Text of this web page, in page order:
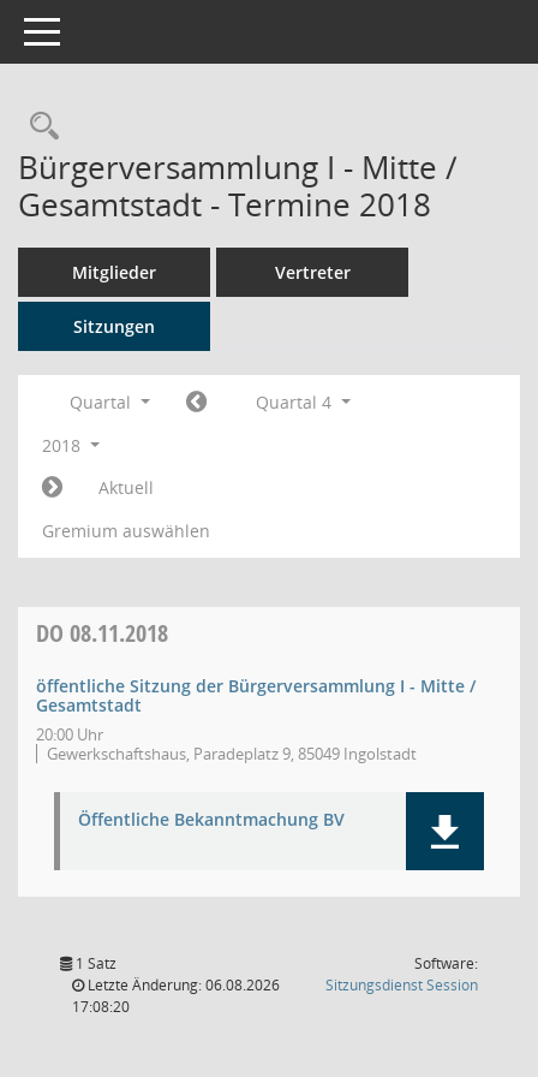
Toggle navigation
Rechercheauswahl
Bürgerversammlung I - Mitte /
Gesamtstadt - Termine 2018
Mitglieder Vertreter
Sitzungen
Quartal
Quartal 4
2018
Aktuell
Gremium auswählen
DO 08.11.2018
öffentliche Sitzung der Bürgerversammlung I - Mitte /
Gesamtstadt
20:00 Uhr
Gewerkschaftshaus, Paradeplatz 9, 85049 Ingolstadt
Öffentliche Bekanntmachung BV
1 Satz
Letzte Änderung: 06.08.2026
17:08:20
Software:
SitzungsdienstSession(Wird in